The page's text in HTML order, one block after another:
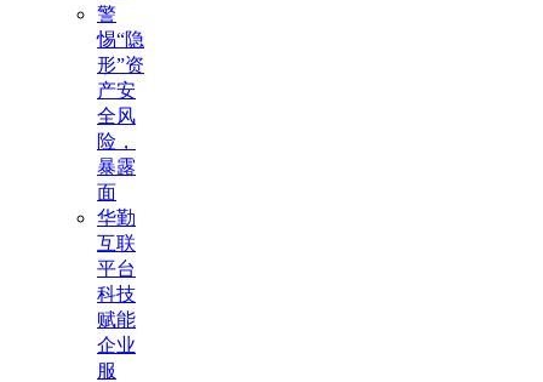
警
惕“隐
形”资
产安
全风
险，
暴露
面
华勤
互联
平台
科技
赋能
企业
服